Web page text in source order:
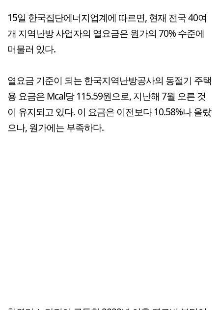
15일 한국집단에너지업계에 따르면, 현재 전국 40여
개 지역난방 사업자의 열요금은 원가의 70% 수준에
머물러 있다.
열요금 기준이 되는 한국지역난방공사의 동절기 주택
용 요금은 Mcal당 115.59원으로, 지난해 7월 오른 것
이 유지되고 있다. 이 요금은 이전보다 10.58%나 올랐
으나, 원가에는 부족하다.